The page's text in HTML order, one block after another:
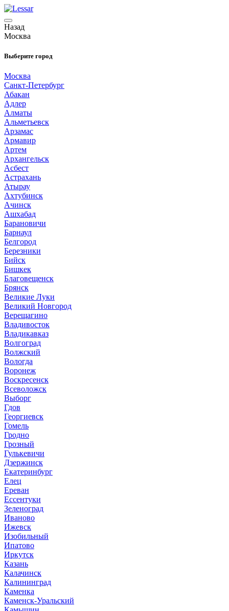
Назад
Москва
Выберите город
Москва
Санкт-Петербург
Абакан
Адлер
Алматы
Альметьевск
Арзамас
Армавир
Артем
Архангельск
Асбест
Астрахань
Атырау
Ахтубинск
Ачинск
Ашхабад
Барановичи
Барнаул
Белгород
Березники
Бийск
Бишкек
Благовещенск
Брянск
Великие Луки
Великий Новгород
Верещагино
Владивосток
Владикавказ
Волгоград
Волжский
Вологда
Воронеж
Воскресенск
Всеволожск
Выборг
Гдов
Георгиевск
Гомель
Гродно
Грозный
Гулькевичи
Дзержинск
Екатеринбург
Елец
Ереван
Ессентуки
Зеленоград
Иваново
Ижевск
Изобильный
Ипатово
Иркутск
Казань
Калачинск
Калининград
Каменка
Каменск-Уральский